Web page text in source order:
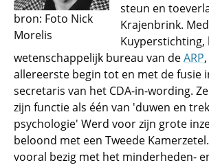
bron: Foto Nick
Morelis
steun en
Krajenbrink.
Kuyperstichting,
wetenschappelijk bureau van deARP
allereerste begin tot en met de fusie
secretaris van het CDA-in-wording.
zijn functie als één van 'duwen en
psychologie' Werd voor zijn grote
beloond met een Tweede
vooral bezig met het minderheden-